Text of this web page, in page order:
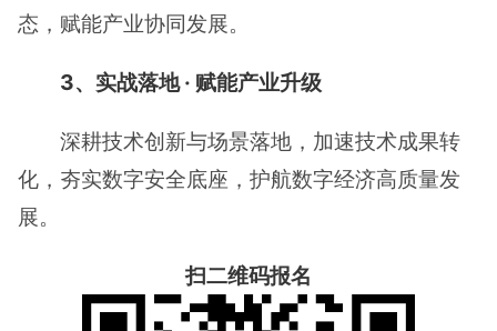
态，赋能产业协同发展。
3、实战落地 · 赋能产业升级
深耕技术创新与场景落地，加速技术成果转
化，夯实数字安全底座，护航数字经济高质量发
展。
扫二维码报名